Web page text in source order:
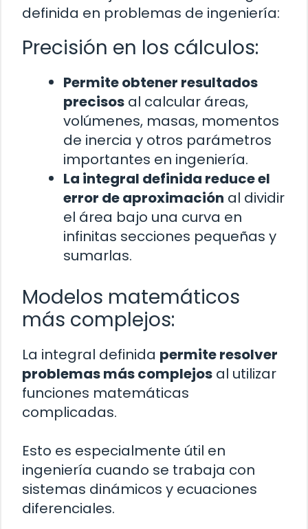
definida en problemas de ingeniería:
Precisión en los cálculos:
Permite obtener resultados
precisos al calcular áreas,
volúmenes, masas, momentos
de inercia y otros parámetros
importantes en ingeniería.
La integral definida reduce el
error de aproximación al dividir
el área bajo una curva en
infinitas secciones pequeñas y
sumarlas.
Modelos matemáticos
más complejos:
La integral definida permite resolver
problemas más complejos al utilizar
funciones matemáticas
complicadas.
Esto es especialmente útil en
ingeniería cuando se trabaja con
sistemas dinámicos y ecuaciones
diferenciales.